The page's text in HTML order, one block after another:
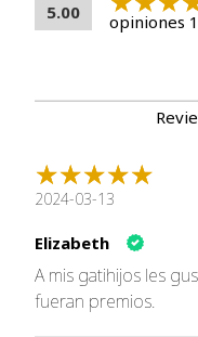
5.00 opiniones
2024-03-13
Elizabeth
A mis gatihijos les
fueran premios.